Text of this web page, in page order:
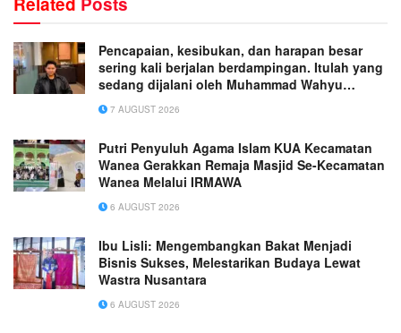
Pencapaian, kesibukan, dan harapan besar
sering kali berjalan berdampingan. Itulah yang
sedang dijalani oleh Muhammad Wahyu
Wicaksana.
7 AUGUST 2026
Putri Penyuluh Agama Islam KUA Kecamatan
Wanea Gerakkan Remaja Masjid Se-Kecamatan
Wanea Melalui IRMAWA
6 AUGUST 2026
Ibu Lisli: Mengembangkan Bakat Menjadi
Bisnis Sukses, Melestarikan Budaya Lewat
Wastra Nusantara
6 AUGUST 2026